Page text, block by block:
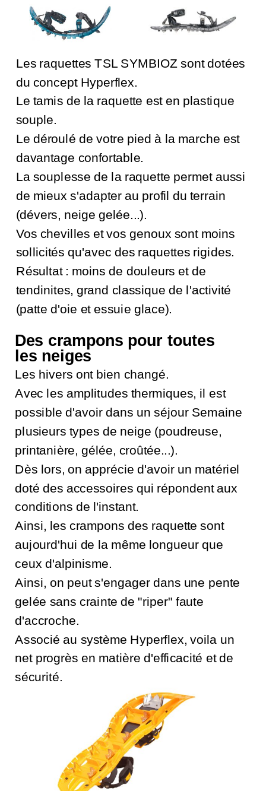
Les raquettes TSL SYMBIOZ sont dotées
du concept Hyperflex.
Le tamis de la raquette est en plastique
souple.
Le déroulé de votre pied à la marche est
davantage confortable.
La souplesse de la raquette permet aussi
de mieux s'adapter au profil du terrain
(dévers, neige gelée...).
Vos chevilles et vos genoux sont moins
sollicités qu'avec des raquettes rigides.
Résultat : moins de douleurs et de
tendinites, grand classique de l'activité
(patte d'oie et essuie glace).
Des crampons pour toutes
les neiges
Les hivers ont bien changé.
Avec les amplitudes thermiques, il est
possible d'avoir dans un séjour Semaine
plusieurs types de neige (poudreuse,
printanière, gélée, croûtée...).
Dès lors, on apprécie d'avoir un matériel
doté des accessoires qui répondent aux
conditions de l'instant.
Ainsi, les crampons des raquette sont
aujourd'hui de la même longueur que
ceux d'alpinisme.
Ainsi, on peut s'engager dans une pente
gelée sans crainte de "riper" faute
d'accroche.
Associé au système Hyperflex, voila un
net progrès en matière d'efficacité et de
sécurité.